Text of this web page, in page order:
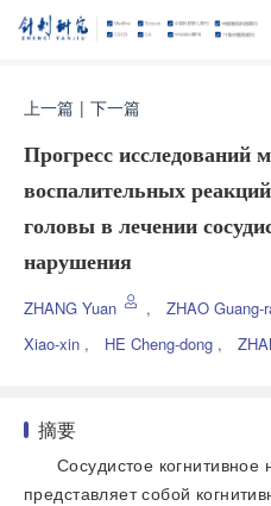
上一篇 | 下一篇
Прогресс исследований
воспалительных
головы в лечении
нарушения
ZHANG Yuan , ZHAO Guang-
Xiao-xin , HE Cheng-dong ,
摘要
Сосудистое
представляет собой